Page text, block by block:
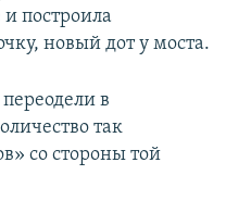
построила
новый дот у моста.
в
так
со стороны той